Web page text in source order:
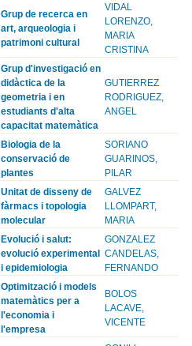
Grup de recerca en
art, arqueologia i
patrimoni cultural
VIDAL
LORENZO,
MARIA
CRISTINA
Grup d'investigació en
didàctica de la
geometria i en
estudiants d'alta
capacitat matemàtica
GUTIERREZ
RODRIGUEZ,
ANGEL
Biologia de la
conservació de
plantes
SORIANO
GUARINOS,
PILAR
Unitat de disseny de
fàrmacs i topologia
molecular
GALVEZ
LLOMPART,
MARIA
Evolució i salut:
evolució experimental
i epidemiologia
GONZALEZ
CANDELAS,
FERNANDO
Optimització i models
matemàtics per a
l'economia i
l'empresa
BOLOS
LACAVE,
VICENTE